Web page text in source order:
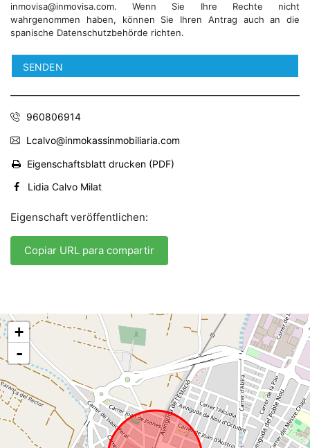
inmovisa@inmovisa.com. Wenn Sie Ihre Rechte nicht
wahrgenommen haben, können Sie Ihren Antrag auch an die
spanische Datenschutzbehörde richten.
960806914
Lcalvo@inmokassinmobiliaria.com
Eigenschaftsblatt drucken (PDF)
Lidia Calvo Milat
Eigenschaft veröffentlichen:
Copiar URL para compartir
+
-